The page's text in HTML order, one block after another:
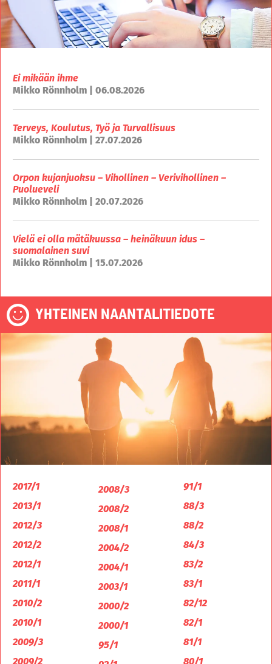
Ei mikään ihme
Mikko Rönnholm | 06.08.2026
Terveys, Koulutus, Työ ja Turvallisuus
Mikko Rönnholm | 27.07.2026
Orpon kujanjuoksu – Vihollinen – Verivihollinen –
Puolueveli
Mikko Rönnholm | 20.07.2026
Vielä ei olla mätäkuussa – heinäkuun idus –
suomalainen suvi
Mikko Rönnholm | 15.07.2026
YHTEINEN NAANTALITIEDOTE
2017/1
2013/1
2012/3
2012/2
2012/1
2011/1
2010/2
2010/1
2009/3
2009/2
2008/3
2008/2
2008/1
2004/2
2004/1
2003/1
2000/2
2000/1
95/1
91/1
88/3
88/2
84/3
83/2
83/1
82/12
82/1
81/1
80/1